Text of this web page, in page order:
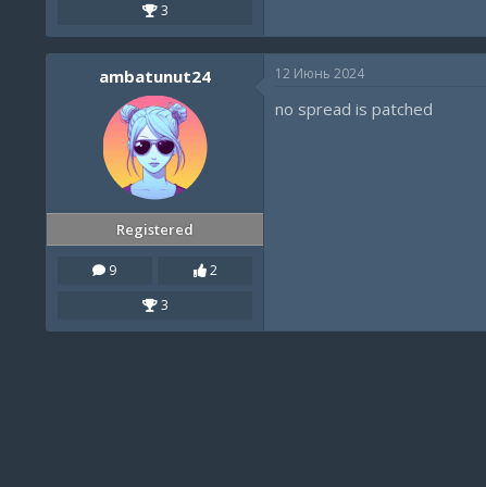
3
ambatunut24
Registered
9
2
3
12 Июнь 2024
no spread is patched